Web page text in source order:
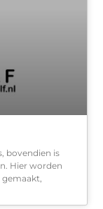
bovendien is
Hier worden
gemaakt,